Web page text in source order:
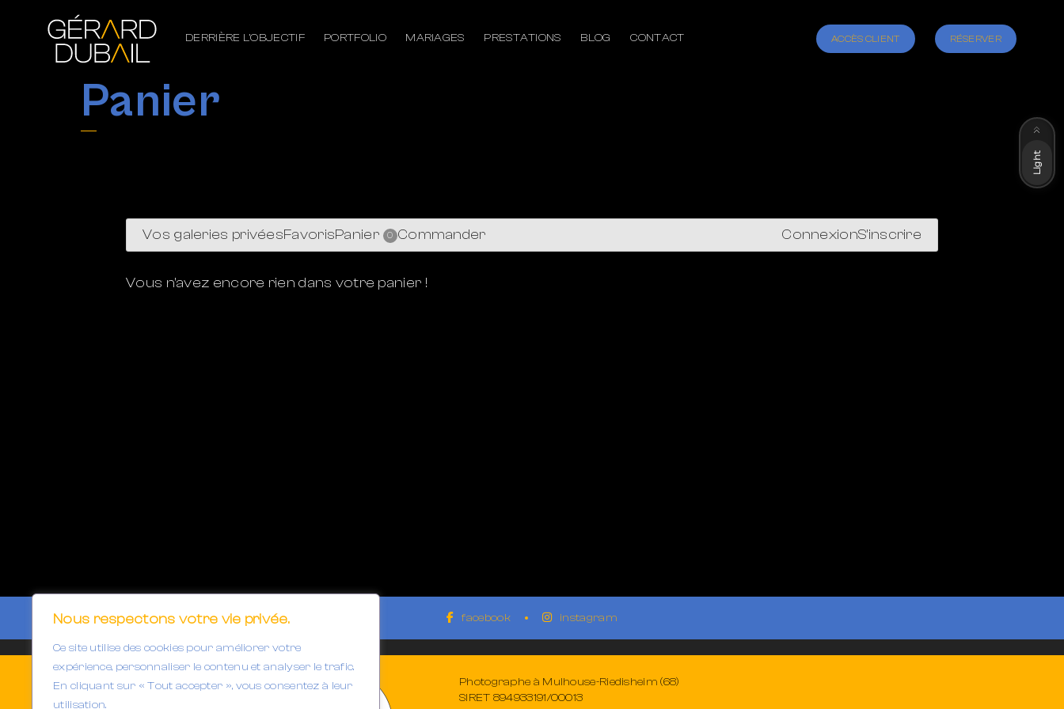
Nous respectons votre vie privée.
Ce site utilise des cookies pour améliorer votre
expérience, personnaliser le contenu et analyser le trafic.
En cliquant sur « Tout accepter », vous consentez à leur
utilisation.
DERRIÈRE L’OBJECTIF PORTFOLIO MARIAGES PRESTATIONS BLOG CONTACT ACCÈS CLIENT RÉSERVER
Panier
Vos galeries privéesFavorisPanier 0 Commander ConnexionS'inscrire
Vous n'avez encore rien dans votre panier !
facebook instagram
Photographe à Mulhouse-Riedisheim (68)
SIRET 894933191/00013
Light
Dark